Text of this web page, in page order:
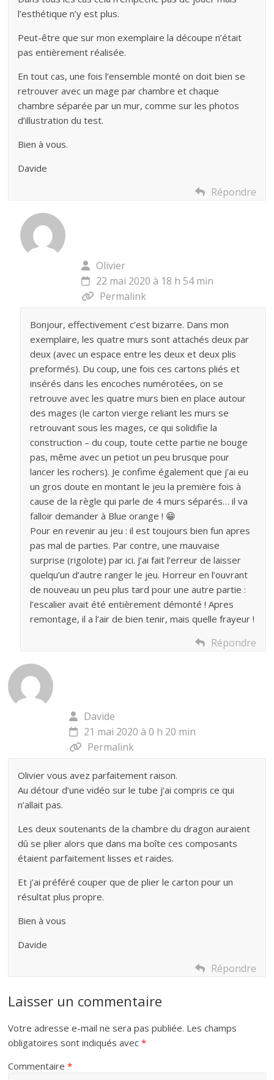
l’esthétique n’y est plus.
Peut-être que sur mon exemplaire la découpe n’était
pas entièrement réalisée.
En tout cas, une fois l’ensemble monté on doit bien se
retrouver avec un mage par chambre et chaque
chambre séparée par un mur, comme sur les photos
d’illustration du test.
Bien à vous.
Davide
Répondre
Olivier
22 mai 2020 à 18 h 54 min
Permalink
Bonjour, effectivement c’est bizarre. Dans mon
exemplaire, les quatre murs sont attachés deux par
deux (avec un espace entre les deux et deux plis
preformés). Du coup, une fois ces cartons pliés et
insérés dans les encoches numérotées, on se
retrouve avec les quatre murs bien en place autour
des mages (le carton vierge reliant les murs se
retrouvant sous les mages, ce qui solidifie la
construction – du coup, toute cette partie ne bouge
pas, même avec un petiot un peu brusque pour
lancer les rochers). Je confime également que j’ai eu
un gros doute en montant le jeu la première fois à
cause de la règle qui parle de 4 murs séparés… il va
falloir demander à Blue orange ! 😁
Pour en revenir au jeu : il est toujours bien fun apres
pas mal de parties. Par contre, une mauvaise
surprise (rigolote) par ici. J’ai fait l’erreur de laisser
quelqu’un d’autre ranger le jeu. Horreur en l’ouvrant
de nouveau un peu plus tard pour une autre partie :
l’escalier avait été entièrement démonté ! Apres
remontage, il a l’air de bien tenir, mais quelle frayeur !
Répondre
Davide
21 mai 2020 à 0 h 20 min
Permalink
Olivier vous avez parfaitement raison.
Au détour d’une vidéo sur le tube j’ai compris ce qui
n’allait pas.
Les deux soutenants de la chambre du dragon auraient
dû se plier alors que dans ma boîte ces composants
étaient parfaitement lisses et raides.
Et j’ai préféré couper que de plier le carton pour un
résultat plus propre.
Bien à vous
Davide
Répondre
Laisser un commentaire
Votre adresse e-mail ne sera pas publiée. Les champs
obligatoires sont indiqués avec*
Commentaire*